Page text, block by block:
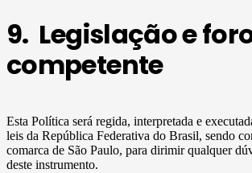
9. Legislação e
competente
Esta Política será regida, interpretada e
leis da República Federativa do Brasil, sendo
comarca de São Paulo, para dirimir qualquer
deste instrumento.